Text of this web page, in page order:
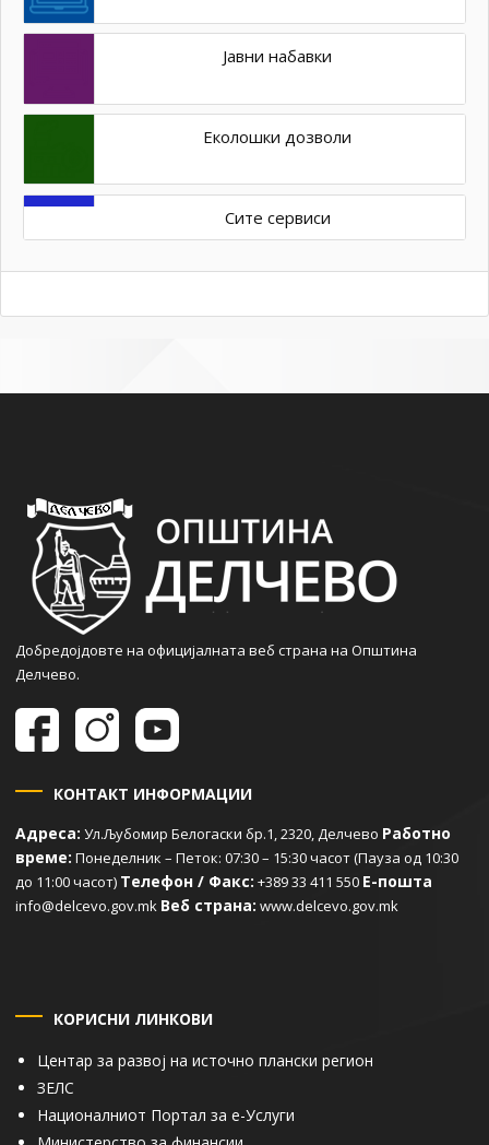
Јавни набавки
Еколошки дозволи
Сите сервиси
Добредојдовте на официјалната веб страна на Општина
Делчево.
КОНТАКТ ИНФОРМАЦИИ
Адреса: Ул.Љубомир Белогаски бр.1, 2320, Делчево Работно
време: Понеделник – Петок: 07:30 – 15:30 часот (Пауза од 10:30
до 11:00 часот) Телефон / Факс: +389 33 411 550 Е-пошта
info@delcevo.gov.mk Веб страна: www.delcevo.gov.mk
КОРИСНИ ЛИНКОВИ
Центар за развој на источно плански регион
ЗЕЛС
Националниот Портал за е-Услуги